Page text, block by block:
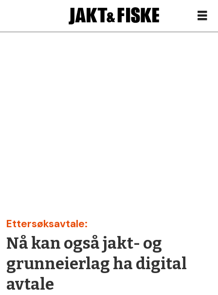
Ettersøksavtale:
Nå kan også jakt- og
grunneierlag ha digital
avtale